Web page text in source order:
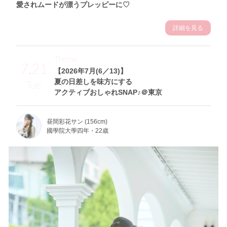
愛されムードが漂うプレッピーに♡
詳細を見る
7.21
Tue
【2026年7月(6／13)】
夏の日差しを味方にする
アクティブおしゃれSNAP♪＠東京
Theme
昼間彩花サン (156cm)
國學院大學四年・22歳